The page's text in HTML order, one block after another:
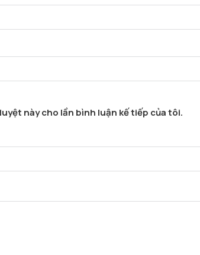
này cho lần bình luận kế tiếp của tôi.